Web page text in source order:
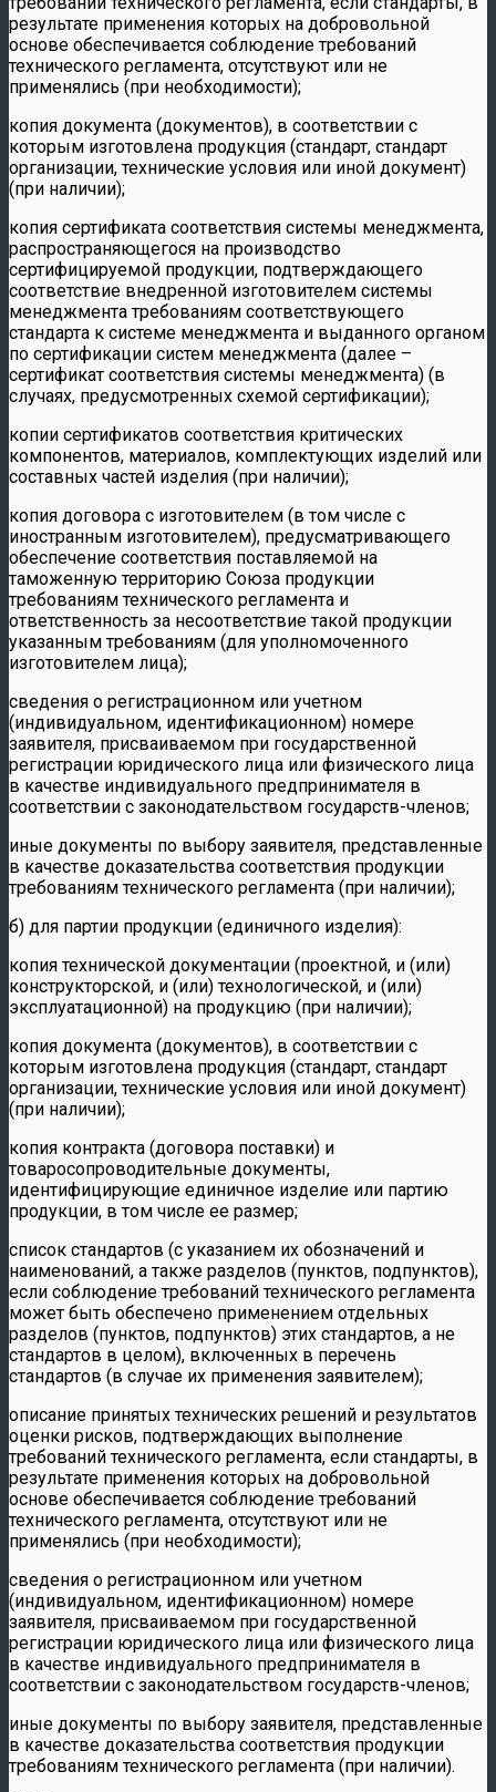
результате применения которых на добровольной
основе обеспечивается соблюдение требований
технического регламента, отсутствуют или не
применялись (при необходимости);
копия документа (документов), в соответствии с
которым изготовлена продукция (стандарт, стандарт
организации, технические условия или иной документ)
(при наличии);
копия сертификата соответствия системы менеджмента,
распространяющегося на производство
сертифицируемой продукции, подтверждающего
соответствие внедренной изготовителем системы
менеджмента требованиям соответствующего
стандарта к системе менеджмента и выданного органом
по сертификации систем менеджмента (далее –
сертификат соответствия системы менеджмента) (в
случаях, предусмотренных схемой сертификации);
копии сертификатов соответствия критических
компонентов, материалов, комплектующих изделий или
составных частей изделия (при наличии);
копия договора с изготовителем (в том числе с
иностранным изготовителем), предусматривающего
обеспечение соответствия поставляемой на
таможенную территорию Союза продукции
требованиям технического регламента и
ответственность за несоответствие такой продукции
указанным требованиям (для уполномоченного
изготовителем лица);
сведения о регистрационном или учетном
(индивидуальном, идентификационном) номере
заявителя, присваиваемом при государственной
регистрации юридического лица или физического лица
в качестве индивидуального предпринимателя в
соответствии с законодательством государств-членов;
иные документы по выбору заявителя, представленные
в качестве доказательства соответствия продукции
требованиям технического регламента (при наличии);
б) для партии продукции (единичного изделия):
копия технической документации (проектной, и (или)
конструкторской, и (или) технологической, и (или)
эксплуатационной) на продукцию (при наличии);
копия документа (документов), в соответствии с
которым изготовлена продукция (стандарт, стандарт
организации, технические условия или иной документ)
(при наличии);
копия контракта (договора поставки) и
товаросопроводительные документы,
идентифицирующие единичное изделие или партию
продукции, в том числе ее размер;
список стандартов (с указанием их обозначений и
наименований, а также разделов (пунктов, подпунктов),
если соблюдение требований технического регламента
может быть обеспечено применением отдельных
разделов (пунктов, подпунктов) этих стандартов, а не
стандартов в целом), включенных в перечень
стандартов (в случае их применения заявителем);
описание принятых технических решений и результатов
оценки рисков, подтверждающих выполнение
требований технического регламента, если стандарты, в
результате применения которых на добровольной
основе обеспечивается соблюдение требований
технического регламента, отсутствуют или не
применялись (при необходимости);
сведения о регистрационном или учетном
(индивидуальном, идентификационном) номере
заявителя, присваиваемом при государственной
регистрации юридического лица или физического лица
в качестве индивидуального предпринимателя в
соответствии с законодательством государств-членов;
иные документы по выбору заявителя, представленные
в качестве доказательства соответствия продукции
требованиям технического регламента (при наличии).